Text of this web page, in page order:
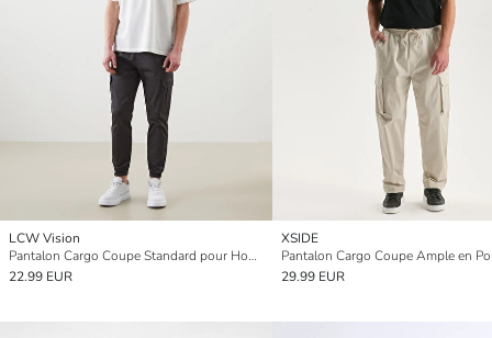
LCW Vision
Pantalon Cargo Coupe Standard pour Hommes
22.99 EUR
XSIDE
29.99 EUR